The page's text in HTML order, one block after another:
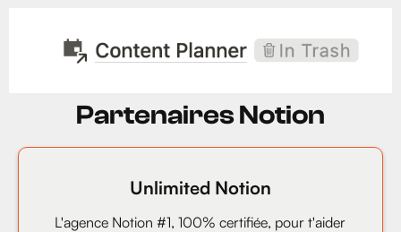
Partenaires Notion
Unlimited Notion
L'agence Notion #1, 100% certifiée, pour t'aider